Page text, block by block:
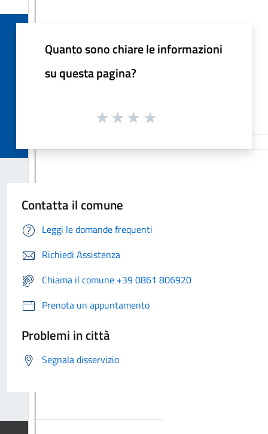
Quanto sono chiare le informazioni
su questa pagina?
Contatta il comune
Leggi le domande frequenti
Richiedi Assistenza
Chiama il comune +39 0861 806920
Prenota un appuntamento
Problemi in città
Segnala disservizio